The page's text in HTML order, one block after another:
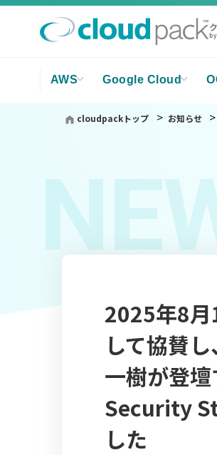
by
AWS Google Cloud
cloudpackトップ お知らせ
2025年8月
して協賛
一樹が登
Security
した